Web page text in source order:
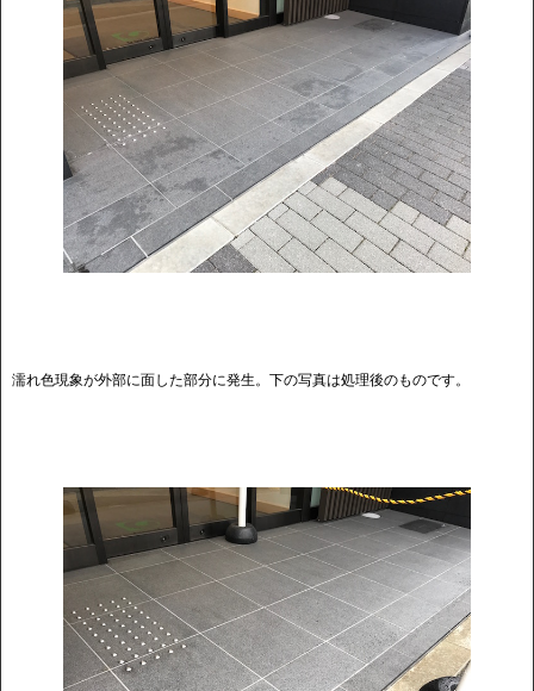
濡れ色現象が外部に面した部分に発生。下の写真は処理後のものです。